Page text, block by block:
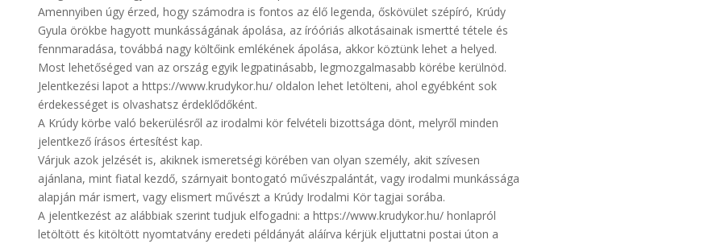
Amennyiben úgy érzed, hogy számodra is fontos az élő legenda, őskövület szépíró, Krúdy
Gyula örökbe hagyott munkásságának ápolása, az íróóriás alkotásainak ismertté tétele és
fennmaradása, továbbá nagy költőink emlékének ápolása, akkor köztünk lehet a helyed.
Most lehetőséged van az ország egyik legpatinásabb, legmozgalmasabb körébe kerülnöd.
Jelentkezési lapot a https://www.krudykor.hu/ oldalon lehet letölteni, ahol egyébként sok
érdekességet is olvashatsz érdeklődőként.
A Krúdy körbe való bekerülésről az irodalmi kör felvételi bizottsága dönt, melyről minden
jelentkező írásos értesítést kap.
Várjuk azok jelzését is, akiknek ismeretségi körében van olyan személy, akit szívesen
ajánlana, mint fiatal kezdő, szárnyait bontogató művészpalántát, vagy irodalmi munkássága
alapján már ismert, vagy elismert művészt a Krúdy Irodalmi Kör tagjai sorába.
A jelentkezést az alábbiak szerint tudjuk elfogadni: a https://www.krudykor.hu/ honlapról
letöltött és kitöltött nyomtatvány eredeti példányát aláírva kérjük eljuttatni postai úton a